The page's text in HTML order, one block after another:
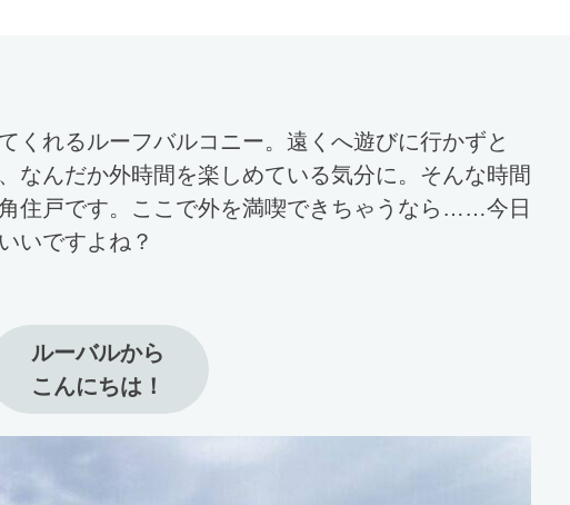
くれるルーフバルコニー。遠くへ遊びに行かずと
なんだか外時間を楽しめている気分に。そんな時間
住戸です。ここで外を満喫できちゃうなら……今日
いですよね？
ルーバルから
こんにちは！